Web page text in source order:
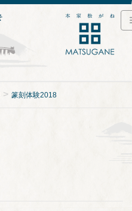
篆刻体験2018